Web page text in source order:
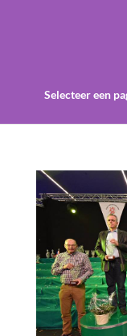
Selecteer een